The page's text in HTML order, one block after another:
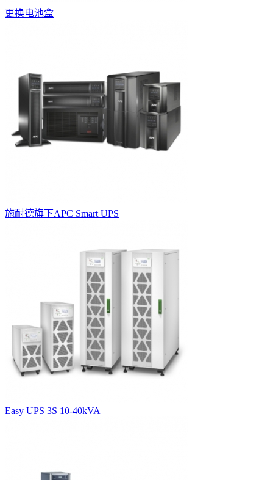
更换电池盒
施耐德旗下APC Smart UPS
Easy UPS 3S 10-40kVA